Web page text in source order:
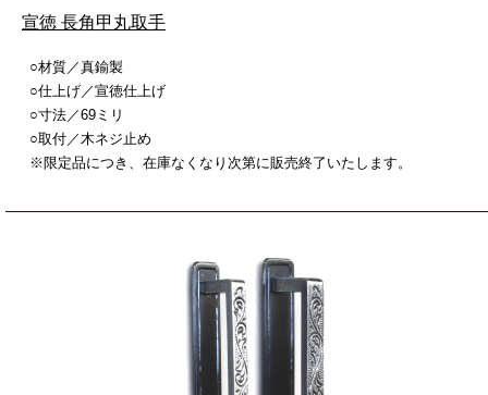
宣徳 長角甲丸取手
○材質／真鍮製
○仕上げ／宣徳仕上げ
○寸法／69ミリ
○取付／木ネジ止め
※限定品につき、在庫なくなり次第に販売終了いたします。